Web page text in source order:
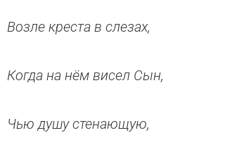
Возле креста в слезах,
Когда на нём висел Сын,
Чью душу стенающую,